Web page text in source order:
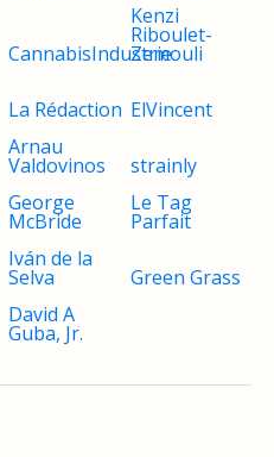
CannabisIndustrie
Kenzi
Riboulet-
Zemouli
La Rédaction ElVincent
Arnau
Valdovinos strainly
George
McBride
Le Tag
Parfait
Iván de la
Selva
Green Grass
David A
Guba, Jr.